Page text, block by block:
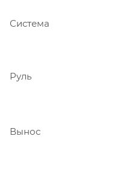
Система
Руль
Вынос